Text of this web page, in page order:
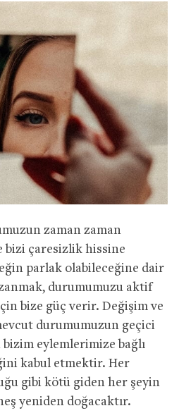
zaman zaman
bizi çaresizlik hissine
parlak olabileceğine dair
durumumuzu aktif
bize güç verir. Değişim ve
durumumuzun geçici
eylemlerimize bağlı
kabul etmektir. Her
gibi kötü giden her şeyin
yeniden doğacaktır.